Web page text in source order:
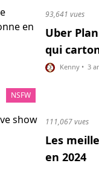
NSFW
93,641 vues
Uber
qui
Kenny • 3
111,067 vues
Les
en 2024